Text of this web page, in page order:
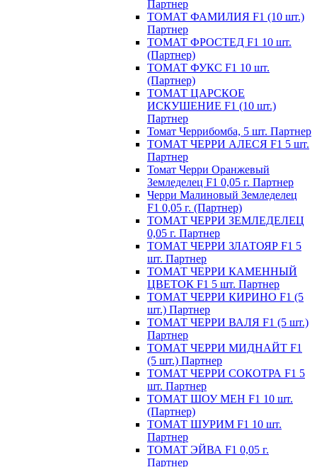
Партнер
ТОМАТ ФАМИЛИЯ F1 (10 шт.)
Партнер
ТОМАТ ФРОСТЕД F1 10 шт.
(Партнер)
ТОМАТ ФУКС F1 10 шт.
(Партнер)
ТОМАТ ЦАРСКОЕ
ИСКУШЕНИЕ F1 (10 шт.)
Партнер
Томат Черрибомба, 5 шт. Партнер
ТОМАТ ЧЕРРИ АЛЕСЯ F1 5 шт.
Партнер
Томат Черри Оранжевый
Земледелец F1 0,05 г. Партнер
Черри Малиновый Земледелец
F1 0,05 г. (Партнер)
ТОМАТ ЧЕРРИ ЗЕМЛЕДЕЛЕЦ
0,05 г. Партнер
ТОМАТ ЧЕРРИ ЗЛАТОЯР F1 5
шт. Партнер
ТОМАТ ЧЕРРИ КАМЕННЫЙ
ЦВЕТОК F1 5 шт. Партнер
ТОМАТ ЧЕРРИ КИРИНО F1 (5
шт.) Партнер
ТОМАТ ЧЕРРИ ВАЛЯ F1 (5 шт.)
Партнер
ТОМАТ ЧЕРРИ МИДНАЙТ F1
(5 шт.) Партнер
ТОМАТ ЧЕРРИ СОКОТРА F1 5
шт. Партнер
ТОМАТ ШОУ МЕН F1 10 шт.
(Партнер)
ТОМАТ ШУРИМ F1 10 шт.
Партнер
ТОМАТ ЭЙВА F1 0,05 г.
Партнер